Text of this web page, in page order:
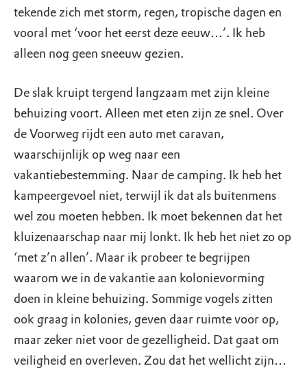
tekende zich met storm, regen, tropische dagen en
vooral met ‘voor het eerst deze eeuw…’. Ik heb
alleen nog geen sneeuw gezien.
De slak kruipt tergend langzaam met zijn kleine
behuizing voort. Alleen met eten zijn ze snel. Over
de Voorweg rijdt een auto met caravan,
waarschijnlijk op weg naar een
vakantiebestemming. Naar de camping. Ik heb het
kampeergevoel niet, terwijl ik dat als buitenmens
wel zou moeten hebben. Ik moet bekennen dat het
kluizenaarschap naar mij lonkt. Ik heb het niet zo op
‘met z’n allen’. Maar ik probeer te begrijpen
waarom we in de vakantie aan kolonievorming
doen in kleine behuizing. Sommige vogels zitten
ook graag in kolonies, geven daar ruimte voor op,
maar zeker niet voor de gezelligheid. Dat gaat om
veiligheid en overleven. Zou dat het wellicht zijn…